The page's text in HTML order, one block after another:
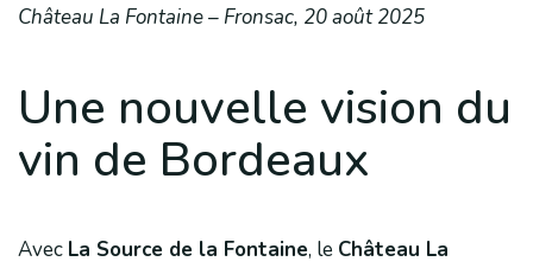
Château La Fontaine – Fronsac, 20 août 2025
Une nouvelle vision du
vin de Bordeaux
Avec La Source de la Fontaine, le Château La